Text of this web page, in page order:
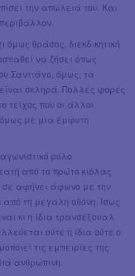
την απώλειά του. Και
θράσος, διεκδικητική
να ζήσει όπως
Σαντιάγο, όμως, τα
σκληρά. Πολλές φορές
τείχος που οι άλλοι
όμως με μια έμφυτη
ρόλο
από το πρώτο κιόλας
σε αφήνει άφωνο με την
τη μεγάλη οθόνη. Ίσως
κι η ίδια τρανσέξουαλ
ούτε η ίδια ούτε ο
τις εμπειρίες της
ανθρώπινη.